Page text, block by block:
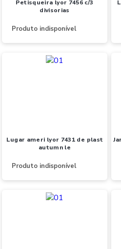
petisqueira lyor 7456 c/3
divisorias
Produto indisponível
lugar americano lyor 7438 de
lugar ameri lyor 7431 de plast
autumn le
Produto indisponível
jarra de vd lyor 7183 c/tampa de